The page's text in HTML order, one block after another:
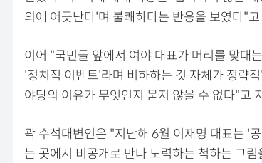
의에 어긋난다'며 불쾌하다는 반응을 보였다"고
이어 "국민들 앞에서 여야 대표가 머리를 맞대
'정치적 이벤트'라며 비하하는 것 자체가 정략
야당의 이유가 무엇인지 묻지 않을 수 없다"고
곽 수석대변인은 "지난해 6월 이재명 대표는 '
는 곳에서 비공개로 만나 노력하는 척하는 그